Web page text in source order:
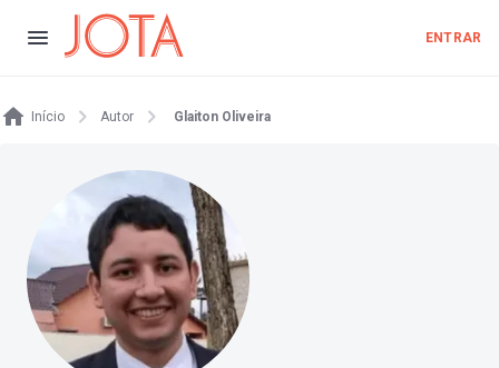
ENTRAR
Início Autor Glaiton Oliveira